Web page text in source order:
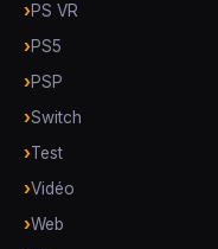
PS VR
PS5
PSP
Switch
Test
Vidéo
Web